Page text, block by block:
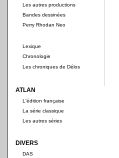
Les autres productions
Bandes dessinées
Perry Rhodan Neo
Lexique
Chronologie
Les chroniques de Délos
ATLAN
L'édition française
La série classique
Les autres séries
DIVERS
DAS